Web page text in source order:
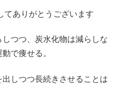
てありがとうございます
つつ、炭水化物は減らしな
で痩せる。
しつつ長続きさせることは